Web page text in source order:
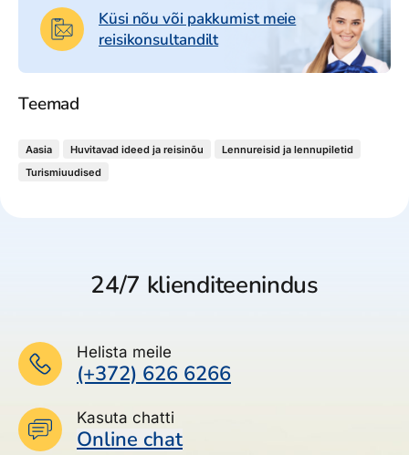
Küsi nõu või pakkumist meie
reisikonsultandilt
Teemad
Aasia Huvitavad ideed ja reisinõu
Lennureisid ja lennupiletid
Turismiuudised
24/7 klienditeenindus
Helista meile
(+372) 626 6266
Kasuta chatti
Online chat